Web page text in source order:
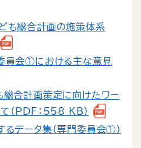
も総合計画の施策体系
員会①における主な意見
総合計画策定に向けたワー
（PDF：558 KB）
データ集（専門委員会①）